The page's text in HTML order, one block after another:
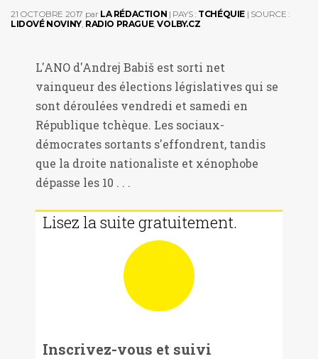
21 OCTOBRE 2017 par LA RÉDACTION | PAYS : TCHÉQUIE | SOURCE :
LIDOVÉ NOVINY, RADIO PRAGUE,VOLBY.CZ
L'ANO d'Andrej Babiš est sorti net
vainqueur des élections législatives qui se
sont déroulées vendredi et samedi en
République tchèque. Les sociaux-
démocrates sortants s'effondrent, tandis
que la droite nationaliste et xénophobe
dépasse les 10 . . .
Lisez la suite gratuitement.
Inscrivez-vous et suivi